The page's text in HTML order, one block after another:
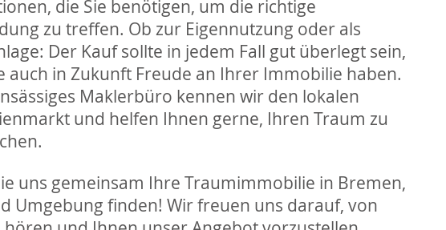
die Sie benötigen, um die richtige
zu treffen. Ob zur Eigennutzung oder als
Der Kauf sollte in jedem Fall gut überlegt sein,
auch in Zukunft Freude an Ihrer Immobilie haben.
Maklerbüro kennen wir den lokalen
und helfen Ihnen gerne, Ihren Traum zu
uns gemeinsam Ihre Traumimmobilie in Bremen,
Umgebung finden! Wir freuen uns darauf, von